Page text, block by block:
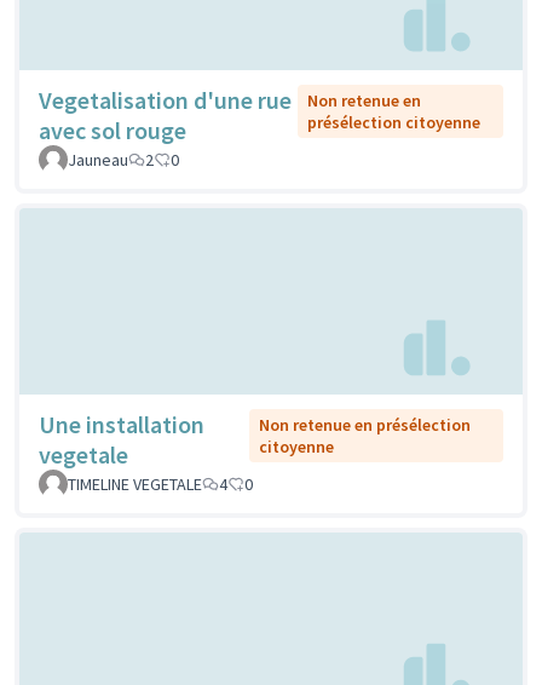
Vegetalisation d'une rue
avec sol rouge
Non retenue en
présélection citoyenne
Jauneau
2 0
Une installation
vegetale
Non retenue en présélection
citoyenne
TIMELINE VEGETALE
4 0